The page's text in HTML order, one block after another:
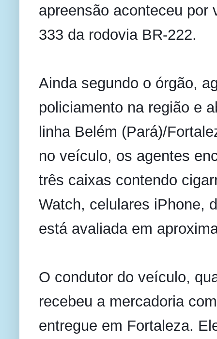
apreensão aconteceu por
333 da rodovia BR-222.
Ainda segundo o órgão,
policiamento na região e
linha Belém (Pará)/
no veículo, os agentes
três caixas contendo
Watch, celulares iPhone,
está avaliada em
O condutor do veículo,
recebeu a mercadoria
entregue em Fortaleza.